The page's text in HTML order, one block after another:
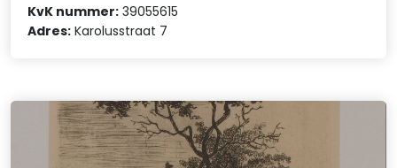
KvK nummer: 39055615
Adres: Karolusstraat 7